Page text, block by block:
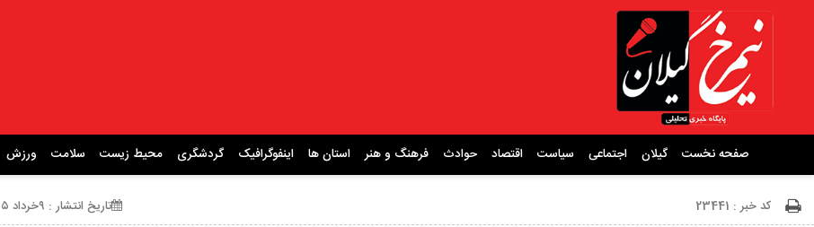
صفحه نخست گیلان اجتماعی سیاست اقتصاد حوادث فرهنگ و هنر استان ها اینفوگرافیک گردشگری محیط زیست سلامت ورزش
کد خبر : 23441 تاریخ انتشار : ۹خرداد ۱۴۰۵ ساعت 22:04